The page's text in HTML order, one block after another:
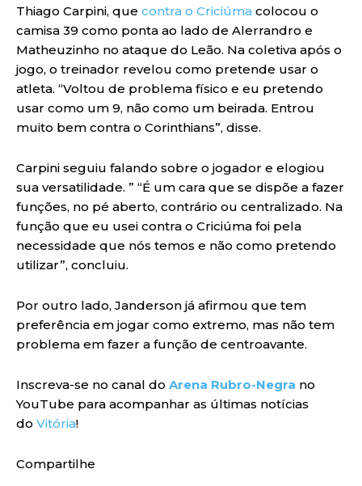
Thiago Carpini, que contra o Criciúma colocou o
camisa 39 como ponta ao lado de Alerrandro e
Matheuzinho no ataque do Leão. Na coletiva após o
jogo, o treinador revelou como pretende usar o
atleta. “Voltou de problema físico e eu pretendo
usar como um 9, não como um beirada. Entrou
muito bem contra o Corinthians”, disse.
Carpini seguiu falando sobre o jogador e elogiou
sua versatilidade. ” “É um cara que se dispõe a fazer
funções, no pé aberto, contrário ou centralizado. Na
função que eu usei contra o Criciúma foi pela
necessidade que nós temos e não como pretendo
utilizar”, concluiu.
Por outro lado, Janderson já afirmou que tem
preferência em jogar como extremo, mas não tem
problema em fazer a função de centroavante.
Inscreva-se no canal do Arena Rubro-Negra no
YouTube para acompanhar as últimas notícias
do Vitória!
Compartilhe